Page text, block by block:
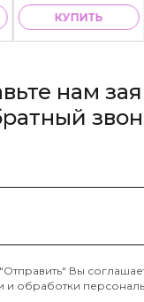
КУПИТЬ
нам
Вы
и обработки